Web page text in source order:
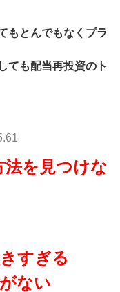
もとんでもなくプラ
ても配当再投資のト
を見つけな
すぎる
ない